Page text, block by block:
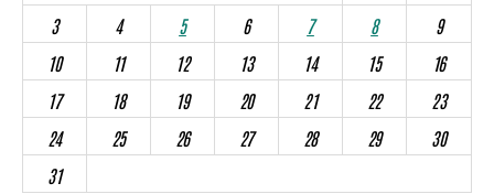
3
4 5 6 7 8
9
10
11 12 13 14 15
16
17
18 19 20 21 22
23
24
25 26 27 28 29
30
31